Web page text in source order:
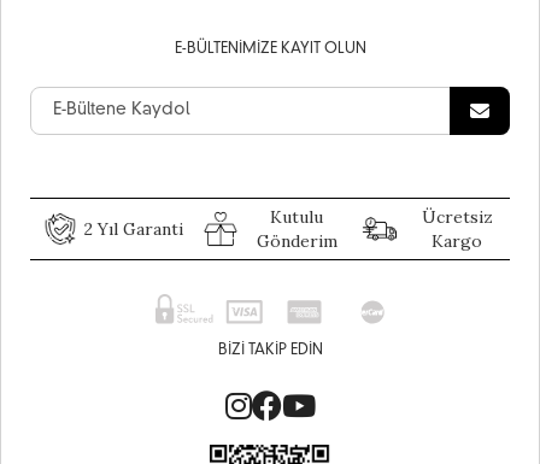
E-BÜLTENIMIZE KAYIT OLUN
2 Yıl Garanti
Kutulu
Gönderim
Ücretsiz
Kargo
BIZI TAKIP EDIN